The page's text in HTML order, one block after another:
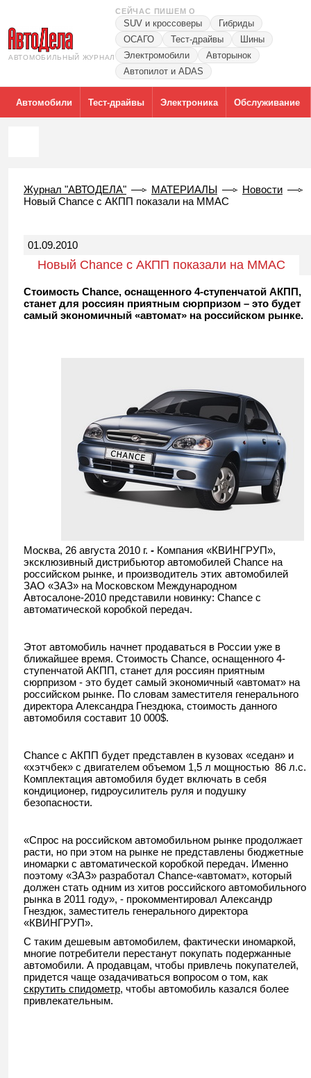
АВТОМОБИЛЬНЫЙ ЖУРНАЛ
СЕЙЧАС ПИШЕМ О
SUV и кроссоверы
Гибриды
ОСАГО
Тест-драйвы
Шины
Электромобили
Авторынок
Автопилот и ADAS
Автомобили Тест-драйвы Электроника Обслуживание
Журнал "АВТОДЕЛА" МАТЕРИАЛЫ
Новости
Новый Chance с АКПП показали на ММАС
01.09.2010
Новый Chance с АКПП показали на ММАС
Стоимость Chance, оснащенного 4-ступенчатой АКПП,
станет для россиян приятным сюрпризом – это будет
самый экономичный «автомат» на российском рынке.
Москва, 26 августа 2010 г. - Компания «КВИНГРУП»,
эксклюзивный дистрибьютор автомобилей Chance на
российском рынке, и производитель этих автомобилей
ЗАО «ЗАЗ» на Московском Международном
Автосалоне-2010 представили новинку: Chance с
автоматической коробкой передач.
Этот автомобиль начнет продаваться в России уже в
ближайшее время. Стоимость Chance, оснащенного 4-
ступенчатой АКПП, станет для россиян приятным
сюрпризом - это будет самый экономичный «автомат» на
российском рынке. По словам заместителя генерального
директора Александра Гнездюка, стоимость данного
автомобиля составит 10 000$.
Chance с АКПП будет представлен в кузовах «седан» и
«хэтчбек» с двигателем объемом 1,5 л мощностью 86 л.с.
Комплектация автомобиля будет включать в себя
кондиционер, гидроусилитель руля и подушку
безопасности.
«Спрос на российском автомобильном рынке продолжает
расти, но при этом на рынке не представлены бюджетные
иномарки с автоматической коробкой передач. Именно
поэтому «ЗАЗ» разработал Chance-«автомат», который
должен стать одним из хитов российского автомобильного
рынка в 2011 году», - прокомментировал Александр
Гнездюк, заместитель генерального директора
«КВИНГРУП».
С таким дешевым автомобилем, фактически иномаркой,
многие потребители перестанут покупать подержанные
автомобили. А продавцам, чтобы привлечь покупателей,
придется чаще озадачиваться вопросом о том, как
скрутить спидометр, чтобы автомобиль казался более
привлекательным.